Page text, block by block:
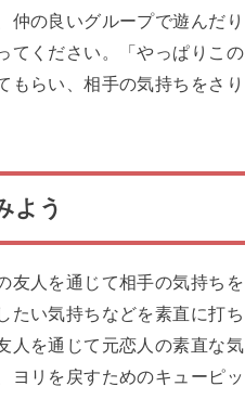
仲の良いグループで遊んだり
てください。「やっぱりこの
もらい、相手の気持ちをさり
よう
友人を通じて相手の気持ちを
たい気持ちなどを素直に打ち
人を通じて元恋人の素直な気
ヨリを戻すためのキューピッ